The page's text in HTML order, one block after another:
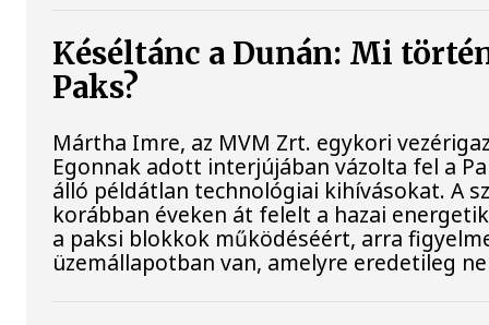
Késéltánc a Dunán: Mi
Paks?
Mártha Imre, az MVM Zrt. egykori
Egonnak adott interjújában vázolta fel a
álló példátlan technológiai kihívásokat. A
korábban éveken át felelt a hazai
a paksi blokkok működéséért, arra
üzemállapotban van, amelyre eredetileg